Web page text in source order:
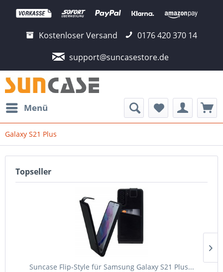
Kostenloser Versand
0176 420 370 14
support@suncasestore.de
Menü
Galaxy S21 Plus
Topseller
Suncase Flip-Style für Samsung Galaxy S21 Plus...